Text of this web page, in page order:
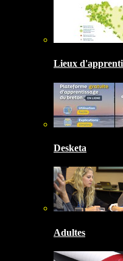
Lieux
Desketa
Adultes